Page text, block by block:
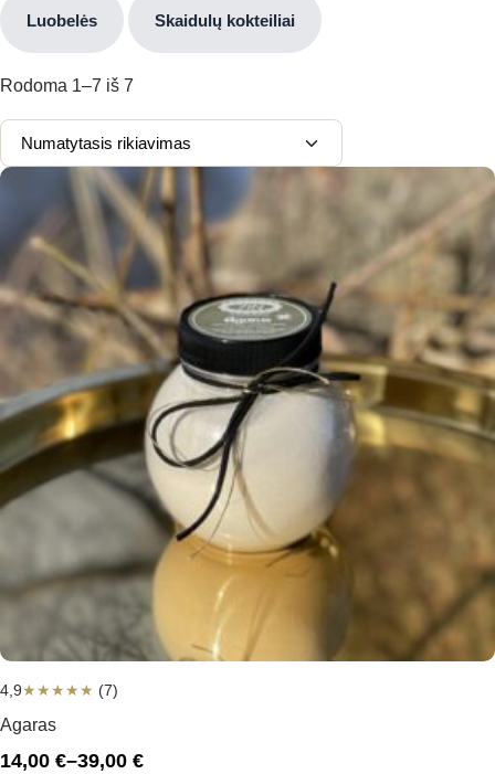
Luobelės Skaidulų kokteiliai
Rodoma 1–7 iš 7
4,9★★★★★ (7)
Agaras
14,00 €–39,00 €